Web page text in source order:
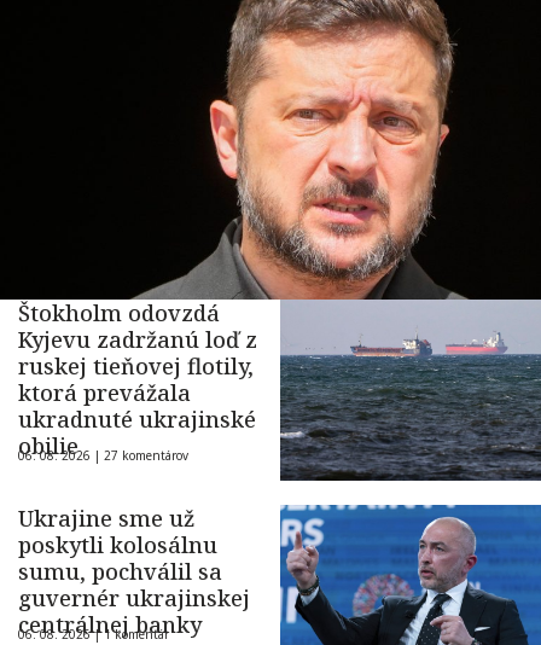
Štokholm odovzdá
Kyjevu zadržanú loď z
ruskej tieňovej flotily,
ktorá prevážala
ukradnuté ukrajinské
obilie
06. 08. 2026 | 27 komentárov
Ukrajine sme už
poskytli kolosálnu
sumu, pochválil sa
guvernér ukrajinskej
centrálnej banky
06. 08. 2026 |1 komentár